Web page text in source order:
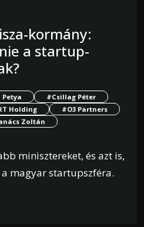
kormány:
a startup-
#Csillag Péter
Holding
#O3 Partners
Zoltán
minisztereket, és azt is,
magyar startupszféra.